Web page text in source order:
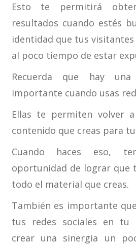
Esto te permitirá
resultados cuando estés
identidad que tus
al poco tiempo de estar
Recuerda que hay
importante cuando usas
Ellas te permiten volver
contenido que creas para
Cuando haces eso,
oportunidad de lograr que
todo el material que creas.
También es importante
tus redes sociales en tu
crear una sinergia un